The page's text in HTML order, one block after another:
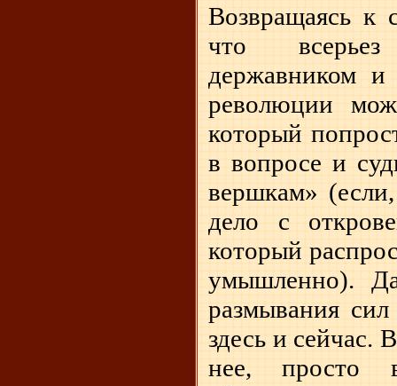
Возвращаясь к
что
державником
революции
который
в вопросе и
вершкам»
дело с
который
умышленно).
размывания
здесь и сейчас.
нее, просто